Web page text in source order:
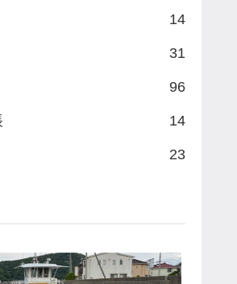
14
31
96
14
23